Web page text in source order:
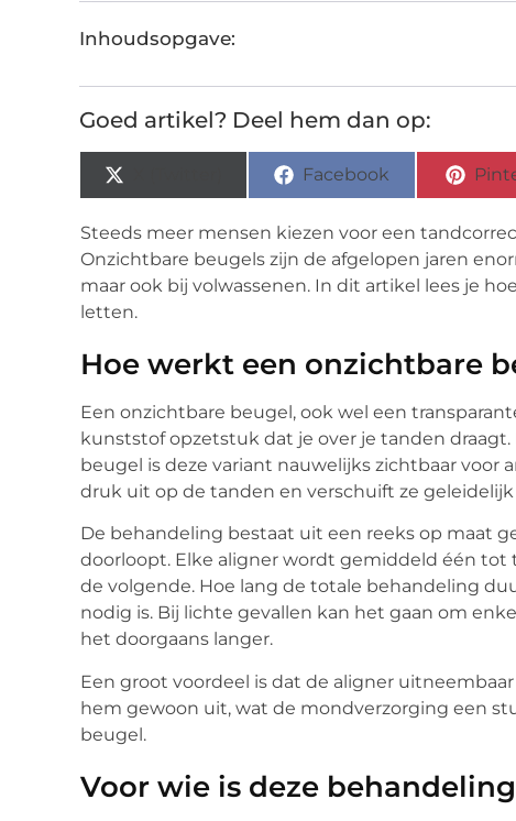
Inhoudsopgave:
Goed artikel? Deel hem dan op:
Facebook
Steeds meer mensen kiezen voor een
Onzichtbare beugels zijn de afgelopen jaren
maar ook bij volwassenen. In dit artikel lees je
letten.
Hoe werkt een onzichtbare
Een onzichtbare beugel, ook wel een
kunststof opzetstuk dat je over je tanden
beugel is deze variant nauwelijks zichtbaar voor
druk uit op de tanden en verschuift ze
De behandeling bestaat uit een reeks op maat
doorloopt. Elke aligner wordt gemiddeld één
de volgende. Hoe lang de totale behandeling
nodig is. Bij lichte gevallen kan het gaan om
het doorgaans langer.
Een groot voordeel is dat de aligner
hem gewoon uit, wat de mondverzorging een
beugel.
Voor wie is deze